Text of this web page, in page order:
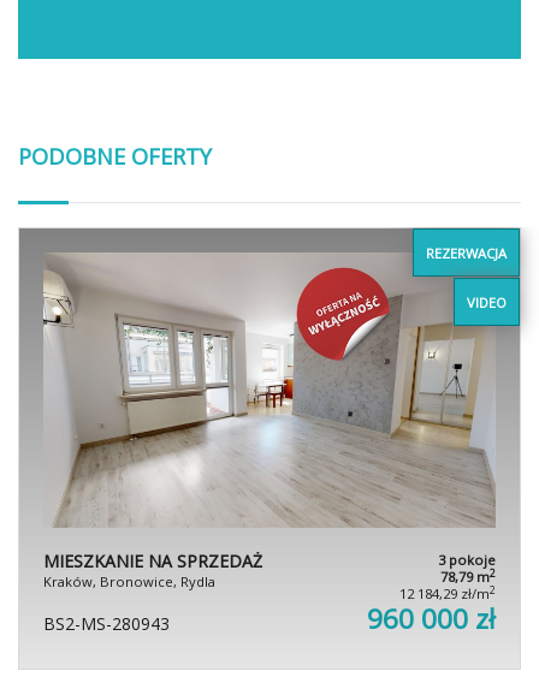
PODOBNE OFERTY
REZERWACJA
VIDEO
MIESZKANIE NA SPRZEDAŻ
Kraków, Bronowice, Rydla
3 pokoje
78,79 m2
12 184,29 zł/m2
BS2-MS-280943 960 000 zł